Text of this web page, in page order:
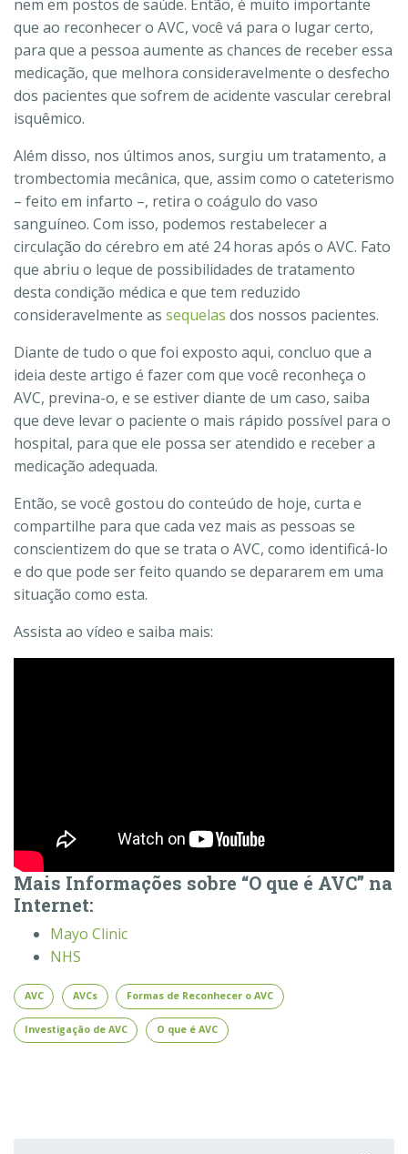
nem em postos de saúde. Então, é muito importante
que ao reconhecer o AVC, você vá para o lugar certo,
para que a pessoa aumente as chances de receber essa
medicação, que melhora consideravelmente o desfecho
dos pacientes que sofrem de acidente vascular cerebral
isquêmico.
Além disso, nos últimos anos, surgiu um tratamento, a
trombectomia mecânica, que, assim como o cateterismo
– feito em infarto –, retira o coágulo do vaso
sanguíneo. Com isso, podemos restabelecer a
circulação do cérebro em até 24 horas após o AVC. Fato
que abriu o leque de possibilidades de tratamento
desta condição médica e que tem reduzido
consideravelmente as sequelas dos nossos pacientes.
Diante de tudo o que foi exposto aqui, concluo que a
ideia deste artigo é fazer com que você reconheça o
AVC, previna-o, e se estiver diante de um caso, saiba
que deve levar o paciente o mais rápido possível para o
hospital, para que ele possa ser atendido e receber a
medicação adequada.
Então, se você gostou do conteúdo de hoje, curta e
compartilhe para que cada vez mais as pessoas se
conscientizem do que se trata o AVC, como identificá-lo
e do que pode ser feito quando se depararem em uma
situação como esta.
Assista ao vídeo e saiba mais:
Mais Informações sobre “O que é AVC” na
Internet:
Mayo Clinic
NHS
AVC AVCs Formas de Reconhecer o AVC
Investigação de AVC O que é AVC